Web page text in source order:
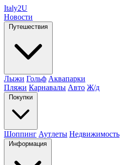
Italy2U
Новости
Путешествия
Лыжи Гольф Аквапарки
Пляжи Карнавалы Авто Ж/д
Покупки
Шоппинг Аутлеты Недвижимость
Информация